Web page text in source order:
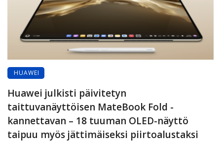
HUAWEI
Huawei julkisti päivitetyn
taittuvanäyttöisen MateBook Fold -
kannettavan – 18 tuuman OLED-näyttö
taipuu myös jättimäiseksi piirtoalustaksi